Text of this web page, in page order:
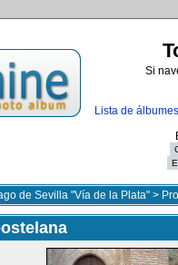
Si
Lista de álbumes
de Sevilla "Vía de la Plata" >